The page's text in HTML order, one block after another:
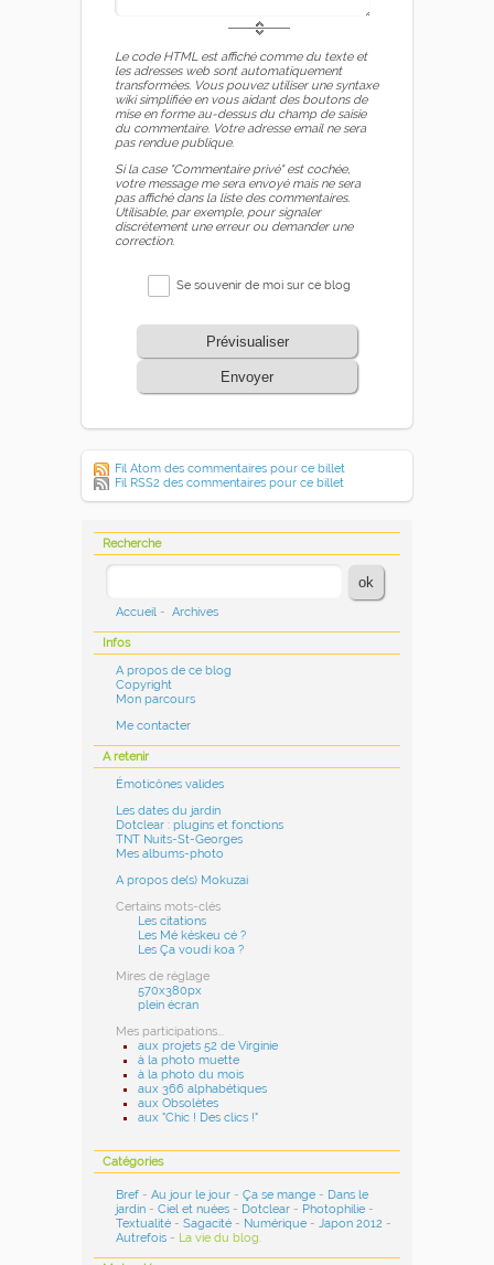
Le code HTML est affiché comme du texte et
les adresses web sont automatiquement
transformées. Vous pouvez utiliser une syntaxe
wiki simplifiée en vous aidant des boutons de
mise en forme au-dessus du champ de saisie
du commentaire. Votre adresse email ne sera
pas rendue publique.
Si la case "Commentaire privé" est cochée,
votre message me sera envoyé mais ne sera
pas affiché dans la liste des commentaires.
Utilisable, par exemple, pour signaler
discrètement une erreur ou demander une
correction.
Se souvenir de moi sur ce blog
Prévisualiser
Envoyer
Fil Atom des commentaires pour ce billet
Fil RSS2 des commentaires pour ce billet
Recherche
Accueil - Archives
Infos
A propos de ce blog
Copyright
Mon parcours
Me contacter
A retenir
Émoticônes valides
Les dates du jardin
Dotclear : plugins et fonctions
TNT Nuits-St-Georges
Mes albums-photo
A propos de(s) Mokuzai
Certains mots-clés
Les citations
Les Mé késkeu cé ?
Les Ça voudi koa ?
Mires de réglage
570x380px
plein écran
Mes participations...
aux projets 52 de Virginie
à la photo muette
à la photo du mois
aux 366 alphabétiques
aux Obsolètes
aux "Chic ! Des clics !"
Catégories
Bref -Au jour le jour -Ça se mange - Dans le
jardin -Ciel et nuées - Dotclear - Photophilie -
Textualité -Sagacité - Numérique -Japon 2012 -
Autrefois - La vie du blog.